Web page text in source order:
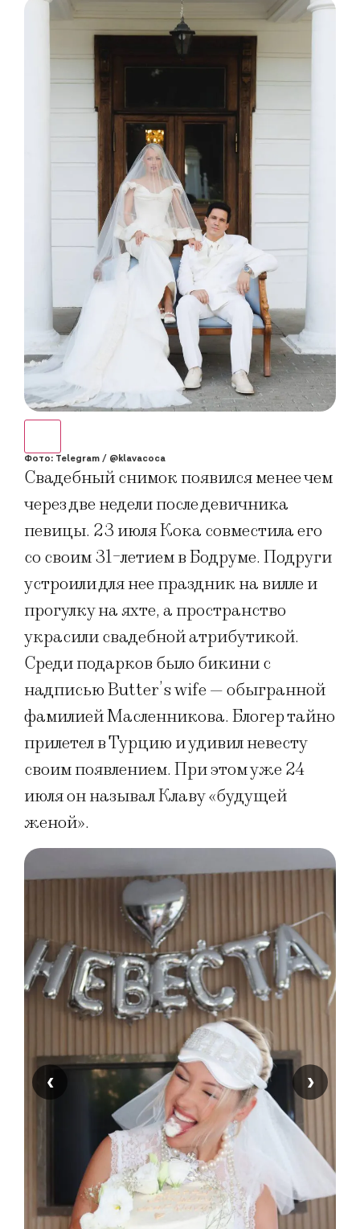
Фото: Telegram / @klavacoca
Свадебный снимок появился менее чем
через две недели после девичника
певицы. 23 июля Кока совместила его
со своим 31-летием в Бодруме. Подруги
устроили для нее праздник на вилле и
прогулку на яхте, а пространство
украсили свадебной атрибутикой.
Среди подарков было бикини с
надписью Butter’s wife — обыгранной
фамилией Масленникова. Блогер тайно
прилетел в Турцию и удивил невесту
своим появлением. При этом уже 24
июля он называл Клаву «будущей
женой».
‹ ›